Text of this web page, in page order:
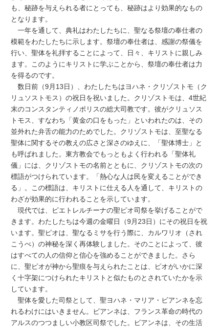
も、秘跡を与えられる者にとっても、秘跡はより効果的なもの
となります。
一年を通して、典礼はわたしたちに、聖なる祭壇の奉仕者の
模範をわたしたちに示します。祭壇の奉仕者は、感謝の祭儀を
行い、聖体を礼拝することによって、日々、キリストに親しみ
ます。このようにキリストに学ぶことから、祭壇の奉仕者は力
を得るのです。
数日前（9月13日）、わたしたちはヨハネ・クリゾストモ（ク
リュソストモス）の祝日を祝いました。クリゾストモは、4世紀
末のコンスタンティノポリスの総大司教です。彼がクリュソス
トモス、すなわち「黄金の口をもった」といわれたのは、その
並外れた弁舌の能力のためでした。クリゾストモは、至聖なる
聖体に関するその教えの広さと深さのゆえに、「聖体博士」と
も呼ばれました。東方教会でもっともよく行われる「聖体礼
儀」には、クリゾストモの名前とともに、クリゾストモの次の
標語がつけられています。「熱心な人は民を変えることができ
る」。この標語は、キリストに仕える人を通して、キリストの
わざが効果的に行われることを示しています。
現代では、ピエトレルチーナの聖ピオ司祭を挙げることがで
きます。わたしたちは今週の金曜日（9月23日）にその祝日を祝
います。聖ピオは、聖なるミサを行う際に、カルワリオ（され
こうべ）の神秘を深く再体験しました。そのことによって、彼
はすべての人の信仰と信心を強めることができました。さら
に、聖ピオが神から聖痕を与えられたことは、ピオがいかに深
く十字架につけられたキリストと似たものとされていたかを示
しています。
聖体を愛した司祭として、聖ヨハネ・マリア・ビアンネを忘
れるわけにはいきません。ビアンネは、フランス革命の時代の
アルスのつつましい小教区司祭でした。ビアンネは、その生活